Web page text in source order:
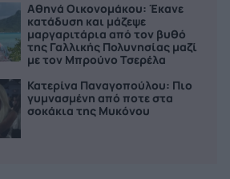
Αθηνά Οικονομάκου: Έκανε
κατάδυση και μάζεψε
μαργαριτάρια από τον βυθό
της Γαλλικής Πολυνησίας μαζί
με τον Μπρούνο Τσερέλα
Κατερίνα Παναγοπούλου: Πιο
γυμνασμένη από ποτε στα
σοκάκια της Μυκόνου